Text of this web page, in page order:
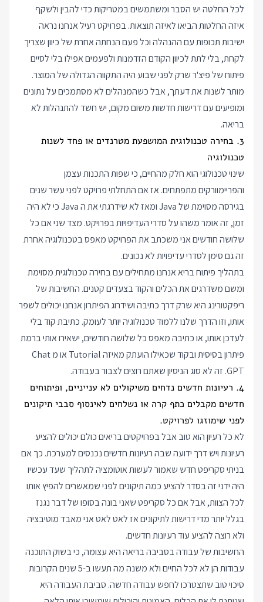
לכל החלטה יש הסבר ומשתמשים במטריקות כדי להבין ולשקף
איזה החלטות הביאו לאיזה תוצאות. בפרויקט רעיל אנחנו נראה
ישיבות תכופות עם ההנהלה וכל פעם הנחתה אחרת של כיוון שצריך
לקחת, בלי לתת לכיוון הקודם הזדמנות ולפעמים אפילו בלי לסיים
פיתוח של פיצ'ר שרק לפני שבוע היה התקווה הגדולה של המוצר.
מותר לשנות את דעתך, אבל כשהמנהלים לא מסתמכים על נתונים
ומופיעים עם דרישות חדשות משום מקום, יש חשד להתנהלות לא
בריאה.
3. בחירה טכנולוגית המושפעת מטרנדים או פחד לשנות
טכנולוגיה
שינוי טכנולוגי הוא חלק מהחיים, כי שפות התכנות עצמן
והפריימוורקים מתפתחים. אז אם התחלתי פרויקט לפני עשר שנים
בגירסה מסוימת של Java ומאז לא שידרגתי את ה Java כי לא היה
זמן, זה אומר משהו על סדרי העדיפויות בפרויקט. מצד שני אם כל
שלושה חודשים אני משכתב את הפרויקט מאפס בטכנולוגיה אחרת
זה גם סימן לסדרי עדיפויות לא נכונים.
בתהליך פיתוח בריא אנחנו מתחילים עם בחירה טכנולוגית מסוימת
ומשם משדרגים את הכלים והקוד בצעדים קטנים. החשיבות של
ריפקטורינג היא שרק דרך כתיבה ושידרוג הפיתרון אנחנו יכולים לשפר
אותו, וזו הדרך שלנו ללמוד טכנולוגיה יותר לעומק. כתיבת קוד בלי
לעדכן אותו, או כתיבה מאפס כל שלושה חודשים, ישאירו אותי ברמת
פיתרון בסיסית ובקוד שכאילו הועתק מאיזה Tutorial או מ Chat
GPT. זה לא סוג הניסיון שאתם רוצים לצבור בעבודה.
4. רעיונות חדשים נדחים משיקולים לא ענייניים, ופיתוחים
חדשים מקבלים כתף קרה או נשלחים לאינסוף סבבי תיקונים
לפני שימוזגו לפרויקט.
לא כל רעיון הוא טוב אבל בפרויקטים בריאים כולם יכולים להציע
רעיונות ויש דרך ידועה שבה רעיונות חדשים נכנסים למערכת. כך אם
בניתי סקריפט חדש שאמור לעשות אוטומציה לתהליך שעד עכשיו
היה ידני זה בסדר להציע כמה תיקונים לפני שמאשרים להפיץ אותו
לכל הצוות, אבל אם כל סקריפט שאני בונה בסופו של דבר נגנז
בגלל יותר מדי דרישות לתיקונים אז לאט לאט אני מאבד מוטיבציה
ולא רוצה להציע עוד רעיונות חדשים.
החשיבות של עבודה בסביבה בריאה היא עצומה, כי בשוק התוכנה
עבודות הן לא לכל החיים ולא משנה מה תעשו ב-5 שנים הקרובות
סיכוי טוב שתצטרכו לחפש עבודה חדשה. סביבת העבודה היא